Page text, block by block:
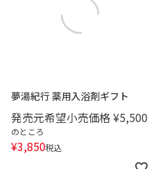
夢湯紀行 薬用入浴剤ギフト
発売元希望小売価格¥5,500
のところ
¥3,850税込